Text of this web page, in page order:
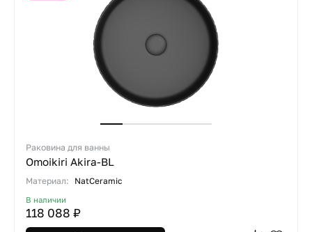
Раковина для ванны
Omoikiri Akira-BL
Материал: NatCeramic
В наличии
118 088 ₽